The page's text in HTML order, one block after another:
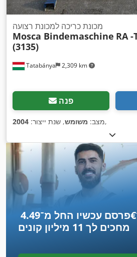
Tatabánya 2,309 km
מכונת כריכה למכונת רצועה
Mosca Bindemaschine RA -
(3135)
פנה
מצב: משומש, שנת ייצור: 2004 ,
פרסם עכשיו החל מ־‏4.49 ‏€
מחכים לך 11 מיליון קונים